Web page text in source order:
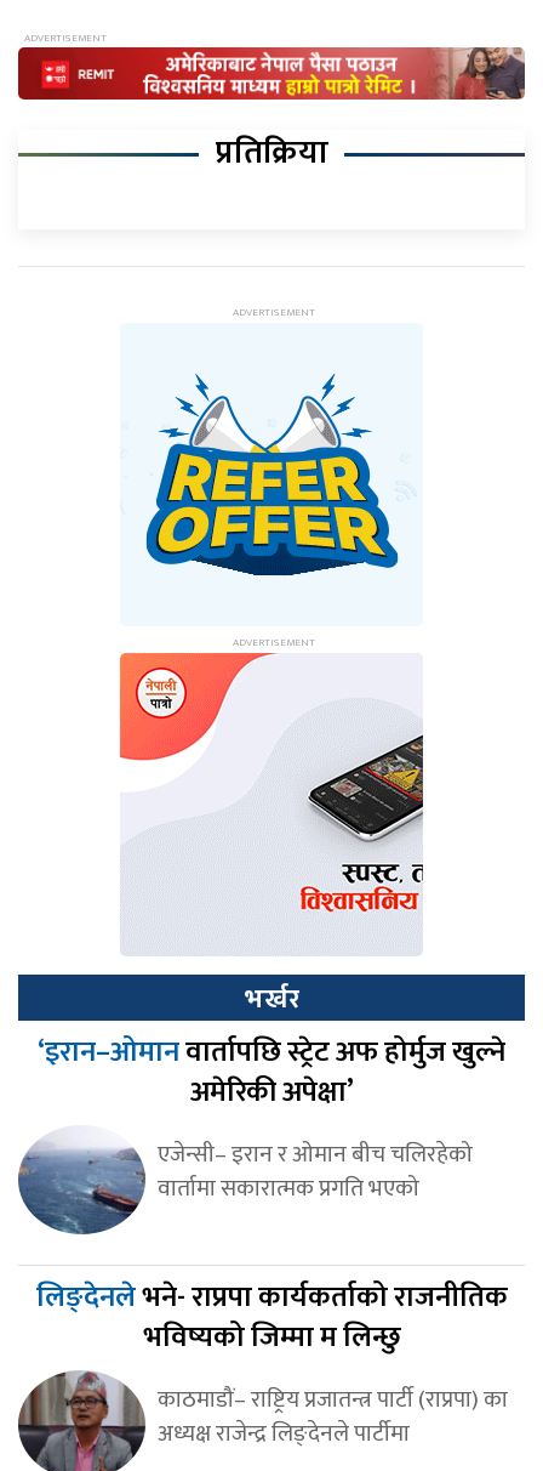
प्रतिक्रिया
भर्खर
‘इरान–ओमानवार्तापछि स्ट्रेट अफ होर्मुज खुल्ने
अमेरिकी अपेक्षा’
एजेन्सी– इरान र ओमान बीच चलिरहेको
वार्तामा सकारात्मक प्रगति भएको
लिङ्देनलेभने- राप्रपा कार्यकर्ताको राजनीतिक
भविष्यको जिम्मा म लिन्छु
काठमाडौं– राष्ट्रिय प्रजातन्त्र पार्टी (राप्रपा) का
अध्यक्ष राजेन्द्र लिङ्देनले पार्टीमा